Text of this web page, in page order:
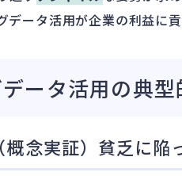
ータ活用が企業の利益に
ータ活用の典
念実証）貧乏に陥